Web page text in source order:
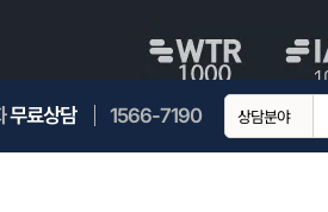
무료상담 1566-7190